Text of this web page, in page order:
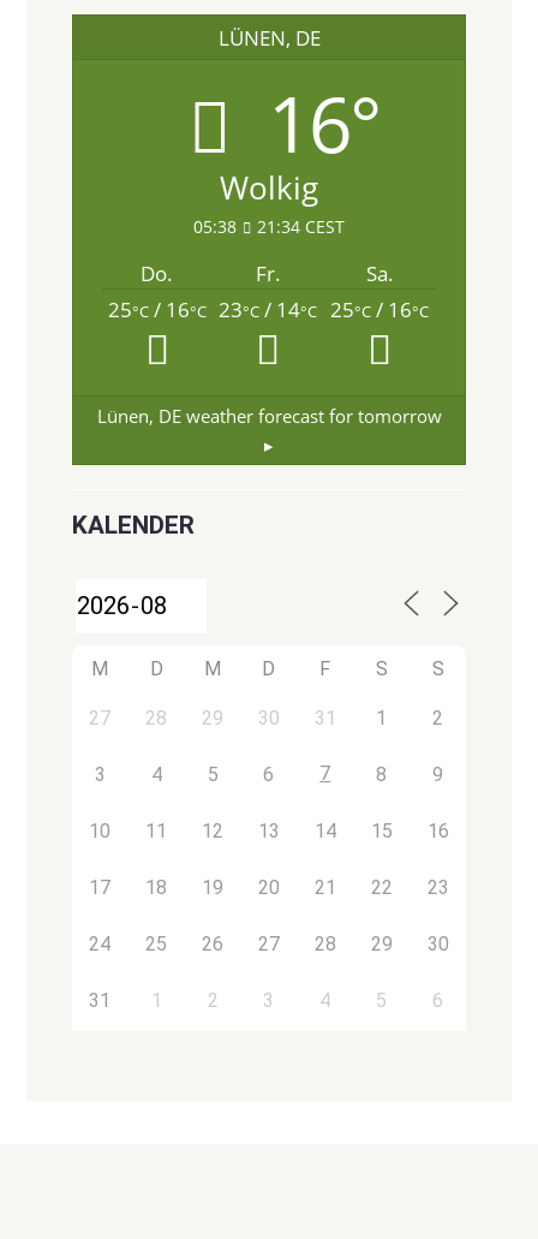
LÜNEN, DE
16°
Wolkig
05:38 21:34 CEST
Do. Fr.
Sa.
25°C/ 16°C 23°C / 14°C 25°C / 16°C
Lünen, DEweather forecast for tomorrow
▸
KALENDER
M D M D F S S
27 28 29 30 31 1 2
3 4 5 6 7 8 9
10 11 12 13 14 15 16
17 18 19 20 21 22 23
24 25 26 27 28 29 30
31 1 2 3 4 5 6